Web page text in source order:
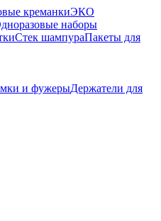
креманкиЭКО
наборы
Стек шампураПакеты для
и фужерыДержатели для